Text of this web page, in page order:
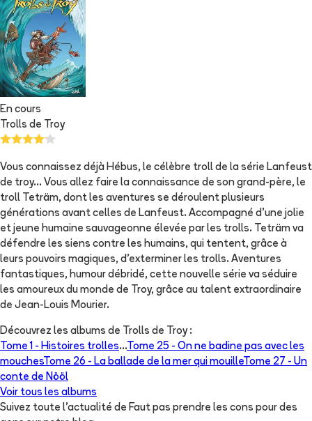
En cours
Trolls de Troy
Vous connaissez déjà Hébus, le célèbre troll de la série Lanfeust
de troy... Vous allez faire la connaissance de son grand-père, le
troll Teträm, dont les aventures se déroulent plusieurs
générations avant celles de Lanfeust. Accompagné d'une jolie
et jeune humaine sauvageonne élevée par les trolls. Teträm va
défendre les siens contre les humains, qui tentent, grâce à
leurs pouvoirs magiques, d'exterminer les trolls. Aventures
fantastiques, humour débridé, cette nouvelle série va séduire
les amoureux du monde de Troy, grâce au talent extraordinaire
de Jean-Louis Mourier.
Découvrez les albums de Trolls de Troy:
Tome 1 - Histoires trolles...Tome 25 - On ne badine pas avec les
mouchesTome 26 - La ballade de la mer qui mouilleTome 27 - Un
conte de Nööl
Voir tous les albums
Suivez toute l'actualité de Faut pas prendre les cons pour des